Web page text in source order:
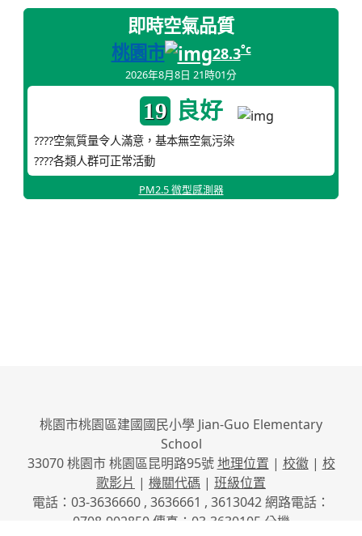
即時空氣品質
桃園市
28.3°c
2026年8月8日 21時01分
19 良好
????空氣質量令人滿意，基本無空氣污染
????各類人群可正常活動
PM2.5 微型感測器
桃園市桃園區建國國民小學 Jian-Guo Elementary
School
33070 桃園市 桃園區昆明路95號地理位置 | 校徽| 校
歌影片 | 機關代碼 | 班級位置
電話：03-3636660 , 3636661 , 3613042 網路電話：
0708-902850 傳真：03-3630105 分機